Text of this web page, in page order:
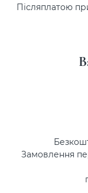
Післяплатою
Замовлення